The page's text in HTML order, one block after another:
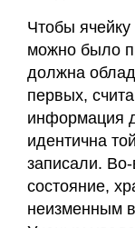
Чтобы ячейку
можно было
должна
первых,
информация
идентична
записали.
состояние,
неизменным